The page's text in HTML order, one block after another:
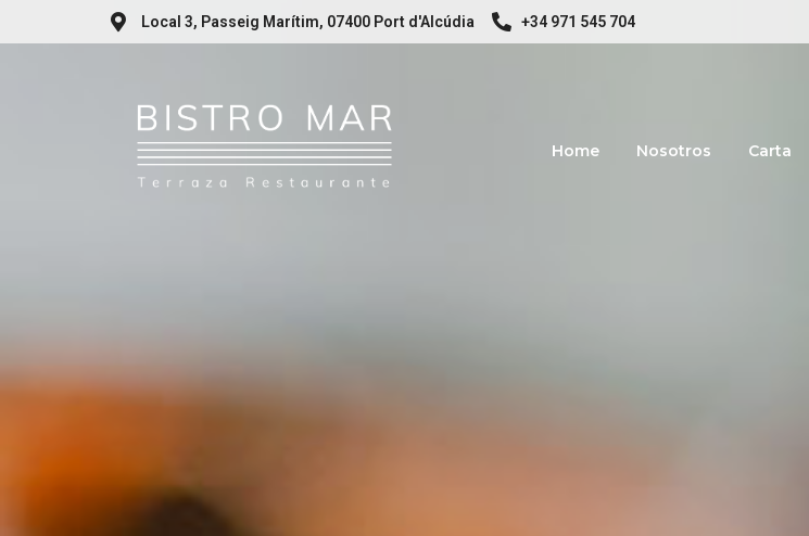
Local 3, Passeig Marítim, 07400 Port d'Alcúdia +34 971 545 704
Home Nosotros Carta